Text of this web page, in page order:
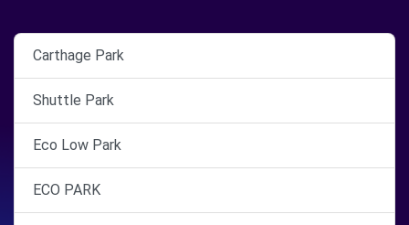
Carthage Park
Shuttle Park
Eco Low Park
ECO PARK